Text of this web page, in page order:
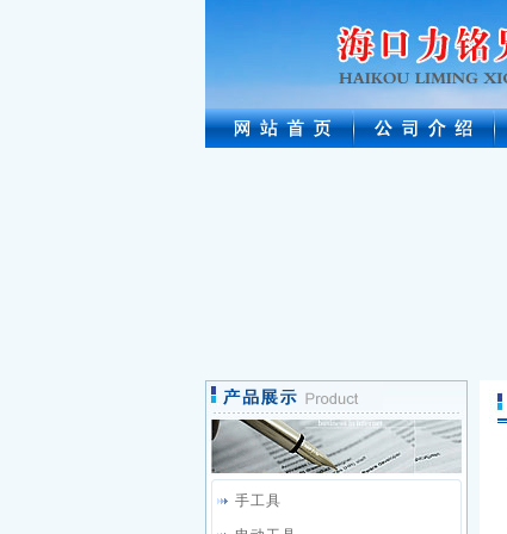
手工具